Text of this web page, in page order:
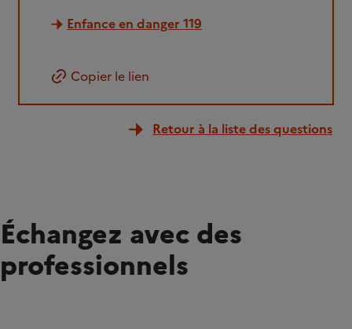
Enfance en danger 119
Copier le lien
Retour à la liste des questions
Échangez avec des
professionnels